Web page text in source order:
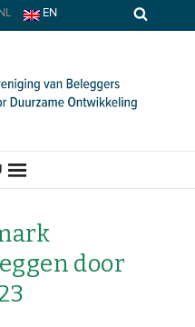
NL EN
door